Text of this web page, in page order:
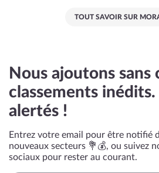
TOUT SAVOIR SUR
Nous ajoutons sans
classements inédits.
alertés !
Entrez votre email pour être notifié
nouveaux secteurs 💐💰, ou suivez
sociaux pour rester au courant.